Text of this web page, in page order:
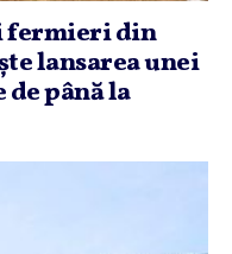
fermieri din
lansarea unei
până la